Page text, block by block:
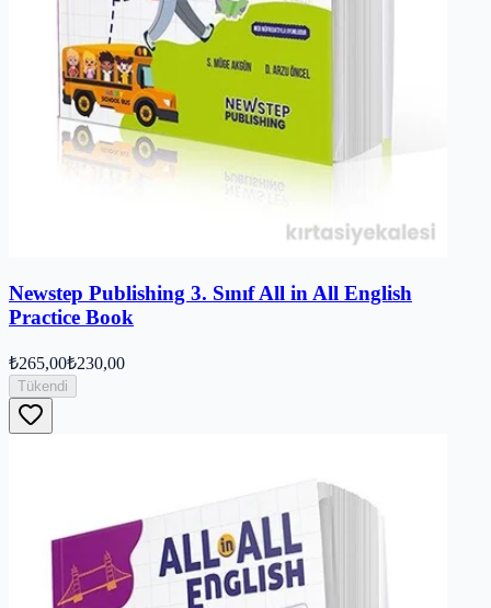
Newstep Publishing 3. Sınıf All in All English
Practice Book
₺265,00₺230,00
Tükendi